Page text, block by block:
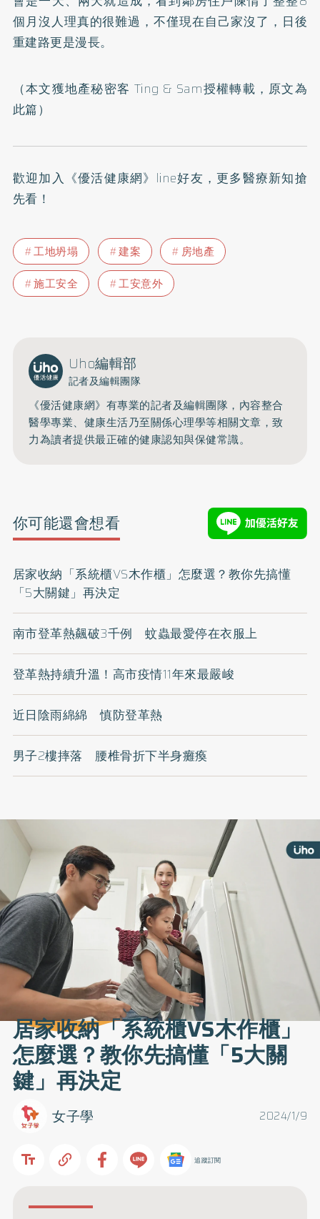
個月沒人理真的很難過，不僅現在自己家沒了，日後
重建路更是漫長。
（本文獲地產秘密客 Ting & Sam授權轉載，原文為
此篇）
歡迎加入 《優活健康網》line好友 ，更多醫療新知搶
先看！
工地坍塌 建案
房地產
施工安全
工安意外
Uho編輯部
記者及編輯團隊
《優活健康網》有專業的記者及編輯團隊，內容整合
醫學專業、健康生活乃至關係心理學等相關文章，致
力為讀者提供最正確的健康認知與保健常識。
你可能還會想看
居家收納「系統櫃VS木作櫃」怎麼選？教你先搞懂
「5大關鍵」再決定
南市登革熱飆破3千例 蚊蟲最愛停在衣服上
登革熱持續升溫！高市疫情11年來最嚴峻
近日陰雨綿綿 慎防登革熱
男子2樓摔落 腰椎骨折下半身癱瘓
居家收納「系統櫃VS木作櫃」
怎麼選？教你先搞懂「5大關
鍵」再決定
2024/1/9
女子學
追蹤訂閱